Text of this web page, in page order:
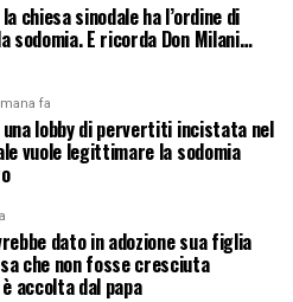
chiesa sinodale ha l’ordine di
sodomia. E ricorda Don Milani…
fa
una lobby di pervertiti incistata nel
vuole legittimare la sodomia
dato in adozione sua figlia
che non fosse cresciuta
accolta dal papa